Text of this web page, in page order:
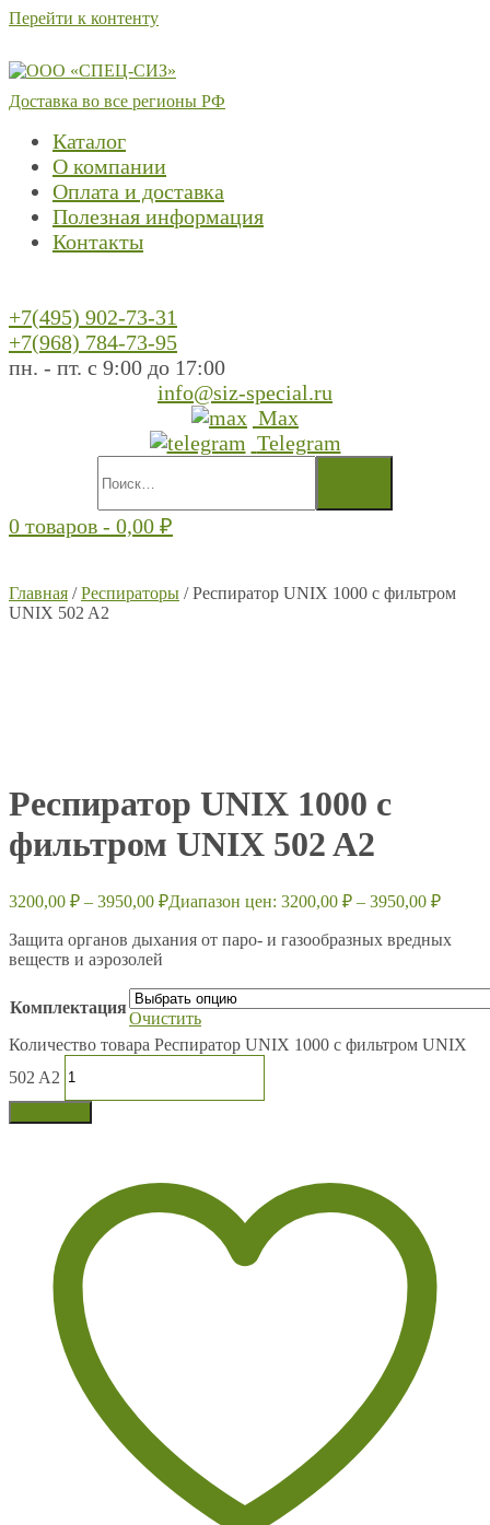
Перейти к контенту
Доставка во все регионы РФ
Каталог
О компании
Оплата и доставка
Полезная информация
Контакты
+7(495) 902-73-31
+7(968) 784-73-95
пн. - пт. с 9:00 до 17:00
info@siz-special.ru
Max
Telegram
0 товаров - 0,00 ₽
Главная /Респираторы / Респиратор UNIX 1000 c фильтром
UNIX 502 A2
Респиратор UNIX 1000 c
фильтром UNIX 502 A2
3200,00 ₽ – 3950,00 ₽Диапазон цен: 3200,00 ₽ – 3950,00 ₽
Защита органов дыхания от паро- и газообразных вредных
веществ и аэрозолей
Комплектация
Очистить
Количество товара Респиратор UNIX 1000 c фильтром UNIX
502 A2